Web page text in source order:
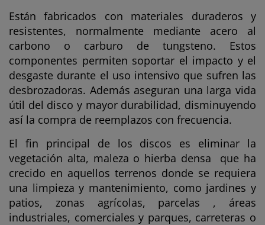
Están fabricados con materiales duraderos y
resistentes, normalmente mediante acero al
carbono o carburo de tungsteno. Estos
componentes permiten soportar el impacto y el
desgaste durante el uso intensivo que sufren las
desbrozadoras. Además aseguran una larga vida
útil del disco y mayor durabilidad, disminuyendo
así la compra de reemplazos con frecuencia.
El fin principal de los discos es eliminar la
vegetación alta, maleza o hierba densa
que ha
crecido en aquellos terrenos donde se requiera
una limpieza y mantenimiento, como jardines y
patios, zonas agrícolas, parcelas , áreas
industriales, comerciales y parques, carreteras o